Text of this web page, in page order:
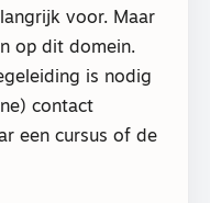
voor. Maar
op dit domein.
is nodig
contact
een cursus of de